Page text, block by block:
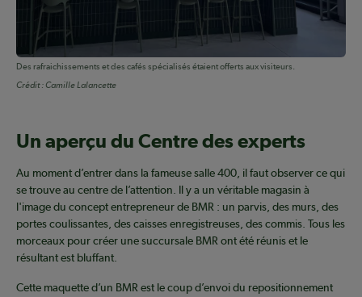
Des rafraichissements et des cafés spécialisés étaient offerts aux visiteurs.
Crédit : Camille Lalancette
Un aperçu du Centre des experts
Au moment d’entrer dans la fameuse salle 400, il faut observer ce qui
se trouve au centre de l’attention. Il y a un véritable magasin à
l'image du concept entrepreneur de BMR : un parvis, des murs, des
portes coulissantes, des caisses enregistreuses, des commis. Tous les
morceaux pour créer une succursale BMR ont été réunis et le
résultant est bluffant.
Cette maquette d’un BMR est le coup d’envoi du repositionnement